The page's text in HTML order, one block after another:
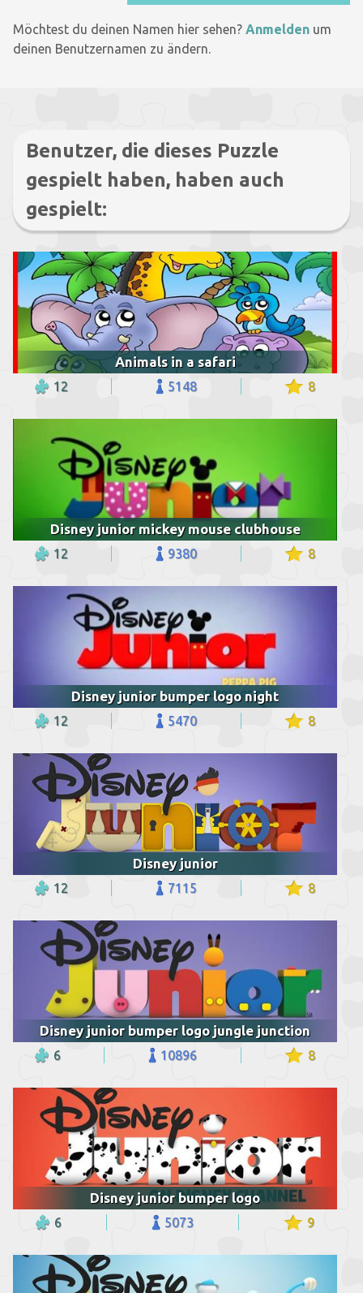
Möchtest du deinen Namen hier sehen? Anmelden um
deinen Benutzernamen zu ändern.
Benutzer, die dieses Puzzle
gespielt haben, haben auch
gespielt:
Animals in a safari
12 5148 8
Disney junior mickey mouse clubhouse
12 9380 8
Disney junior bumper logo night
12 5470 8
Disney junior
12 7115 8
Disney junior bumper logo jungle junction
6 10896 8
Disney junior bumper logo
6 5073 9